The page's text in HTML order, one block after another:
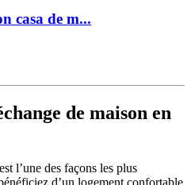
casa de m...
de maison en
l’une des façons les plus
d’un logement confortable